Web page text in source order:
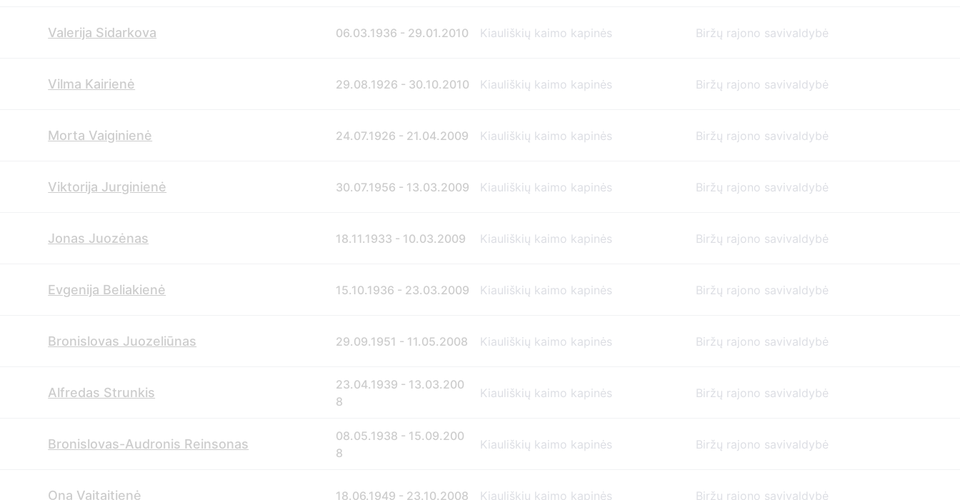
Valerija Sidarkova 06.03.1936 - 29.01.2010 Kiauliškių kaimo kapinės Biržų rajono savivaldybė
Vilma Kairienė 29.08.1926 - 30.10.2010 Kiauliškių kaimo kapinės Biržų rajono savivaldybė
Morta Vaiginienė 24.07.1926 - 21.04.2009 Kiauliškių kaimo kapinės Biržų rajono savivaldybė
Viktorija Jurginienė 30.07.1956 - 13.03.2009 Kiauliškių kaimo kapinės Biržų rajono savivaldybė
Jonas Juozėnas 18.11.1933 - 10.03.2009 Kiauliškių kaimo kapinės Biržų rajono savivaldybė
Evgenija Beliakienė 15.10.1936 - 23.03.2009 Kiauliškių kaimo kapinės Biržų rajono savivaldybė
Bronislovas Juozeliūnas 29.09.1951 - 11.05.2008 Kiauliškių kaimo kapinės Biržų rajono savivaldybė
Alfredas Strunkis
23.04.1939 - 13.03.200
8
Kiauliškių kaimo kapinės Biržų rajono savivaldybė
Bronislovas-Audronis Reinsonas
08.05.1938 - 15.09.200
8
Kiauliškių kaimo kapinės Biržų rajono savivaldybė
Ona Vaitaitienė 18.06.1949 - 23.10.2008 Kiauliškių kaimo kapinės Biržų rajono savivaldybė